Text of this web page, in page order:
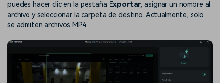
puedes hacer clic en la pestaña Exportar, asignar un nombre al
archivo y seleccionar la carpeta de destino. Actualmente, solo
se admiten archivos MP4.